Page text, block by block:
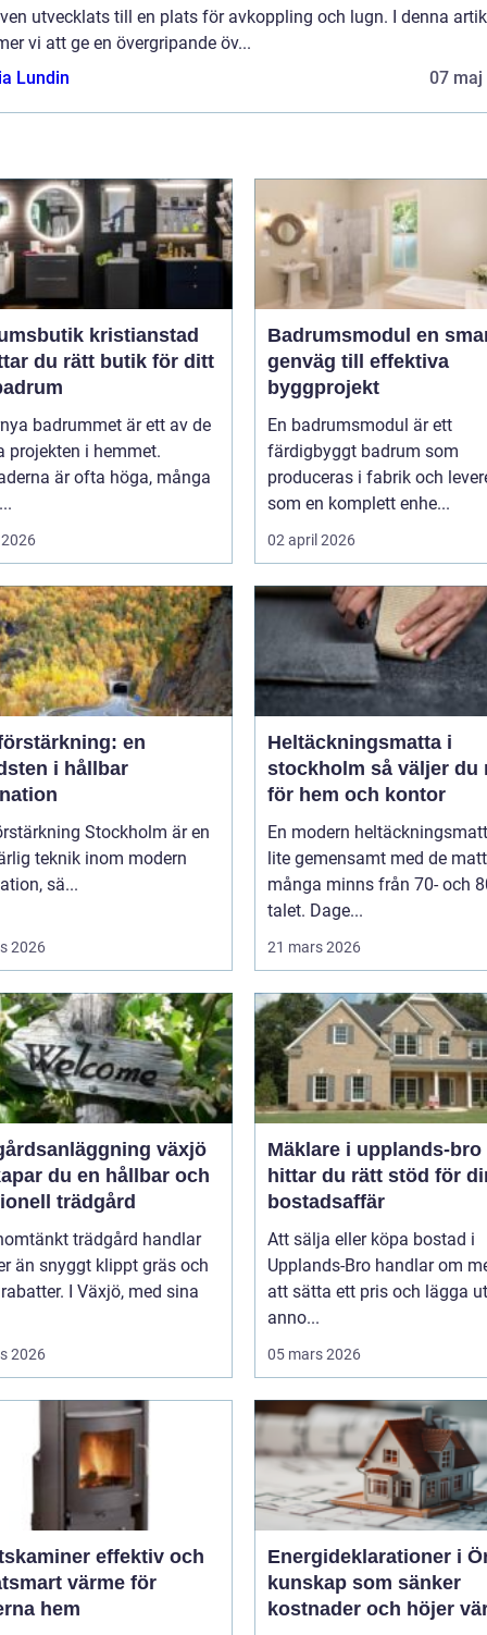
utvecklats till en plats för avkoppling och lugn. I denna
vi att ge en övergripande öv...
Lundin
07 maj
kristianstad
du rätt butik för ditt
badrummet är ett av de
projekten i hemmet.
är ofta höga, många
Badrumsmodul en smart
genväg till effektiva
byggprojekt
En badrumsmodul är ett
färdigbyggt badrum som
produceras i fabrik och
som en komplett enhe...
02 april 2026
en
i hållbar
Stockholm är en
teknik inom modern
sä...
2026
Heltäckningsmatta i
stockholm så väljer du rätt
för hem och kontor
En modern
lite gemensamt med de
många minns från 70- och
talet. Dage...
21 mars 2026
växjö
du en hållbar och
trädgård
trädgård handlar
än snyggt klippt gräs och
I Växjö, med sina
2026
Mäklare i upplands-bro så
hittar du rätt stöd för
bostadsaffär
Att sälja eller köpa bostad i
Upplands-Bro handlar om
att sätta ett pris och lägga
anno...
05 mars 2026
effektiv och
värme för
hem
Energideklarationer i
kunskap som sänker
kostnader och höjer